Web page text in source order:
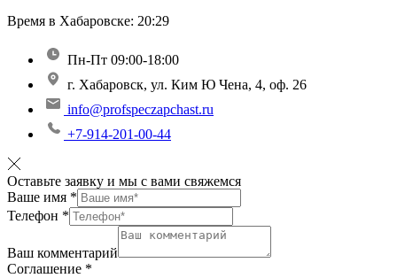
Время в Хабаровске: 20:29
Пн-Пт 09:00-18:00
г. Хабаровск, ул. Ким Ю Чена, 4, оф. 26
info@profspeczapchast.ru
+7-914-201-00-44
Оставьте заявку и мы с вами свяжемся
Ваше имя *
Телефон *
Ваш комментарий
Соглашение *